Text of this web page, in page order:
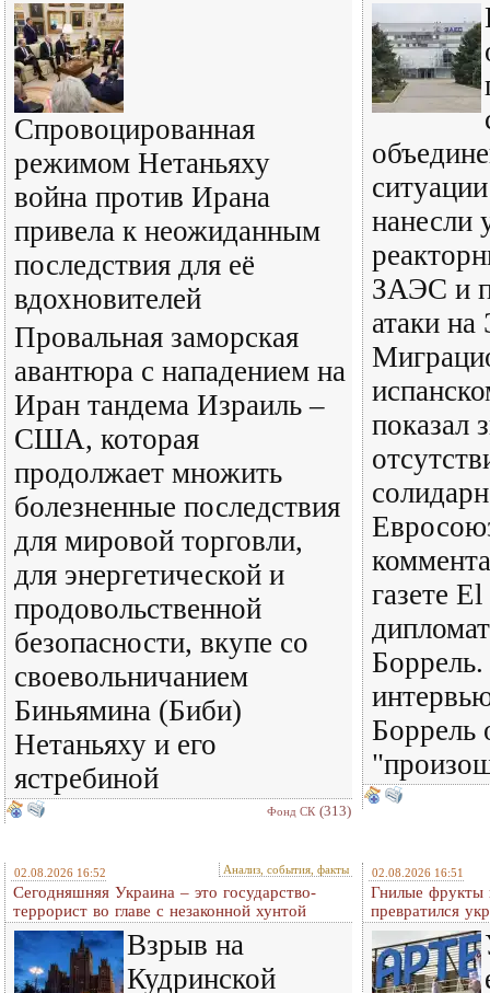
Спровоцированная
режимом Нетаньяху
война против Ирана
привела к неожиданным
последствия для её
вдохновителей
Провальная заморская
авантюра с нападением на
Иран тандема Израиль –
США, которая
продолжает множить
болезненные последствия
для мировой торговли,
для энергетической и
продовольственной
безопасности, вкупе со
своевольничанием
Биньямина (Биби)
Нетаньяху и его
ястребиной
Фонд СК (313)
нанесли
ЗАЭС и
атаки на
показал
газете
Боррель
02.08.2026 16:52 Анализ, события, факты
Сегодняшняя Украина – это государство-
террорист во главе с незаконной хунтой
Взрыв на
Кудринской
02.08.2026 16:51
Гнилые фрукты
превратился